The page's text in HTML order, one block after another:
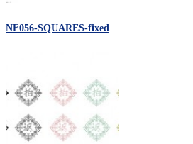
NF056-SQUARES-fixed